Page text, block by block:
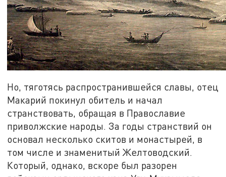
Но, тяготясь распространившейся славы, отец
Макарий покинул обитель и начал
странствовать, обращая в Православие
приволжские народы. За годы странствий он
основал несколько скитов и монастырей, в
том числе и знаменитый Желтоводский.
Который, однако, вскоре был разорен